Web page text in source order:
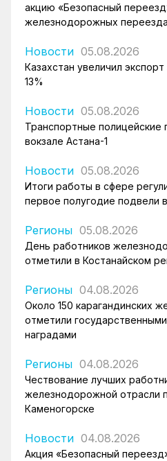
акцию «Безопасный
железнодорожных
Новости 05.08.2026
Казахстан увеличил
13%
Новости 05.08.2026
Транспортные полицейские
вокзале Астана-1
Новости 05.08.2026
Итоги работы в сфере
первое полугодие подвели
Регионы 05.08.2026
День работников
отметили в Костанайском
Регионы 04.08.2026
Около 150 карагандинских
отметили
наградами
Регионы 04.08.2026
Чествование лучших
железнодорожной отрасли
Каменогорске
Новости 04.08.2026
Акция «Безопасный